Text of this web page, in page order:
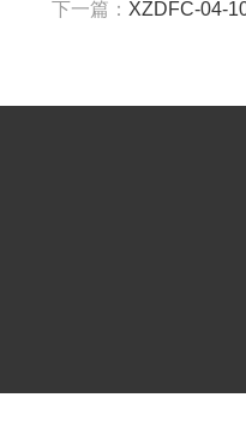
下一篇： XZDFC-04-